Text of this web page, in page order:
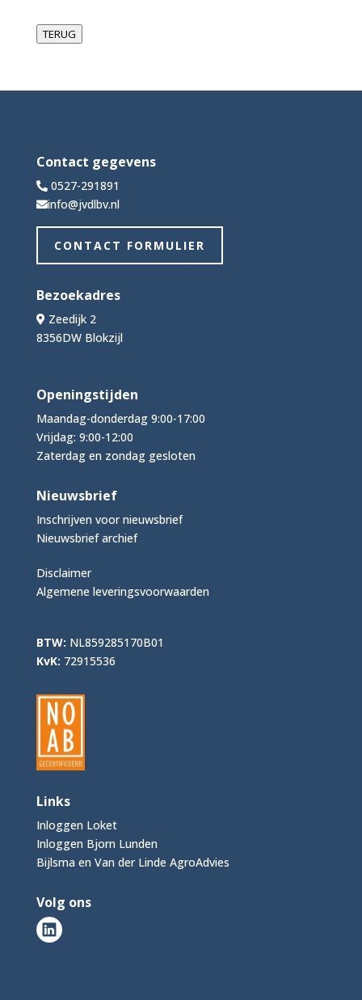
TERUG
Contact gegevens
0527-291891
info@jvdlbv.nl
CONTACT FORMULIER
Bezoekadres
Zeedijk 2
8356DW Blokzijl
Openingstijden
Maandag-donderdag 9:00-17:00
Vrijdag: 9:00-12:00
Zaterdag en zondag gesloten
Nieuwsbrief
Inschrijven voor nieuwsbrief
Nieuwsbrief archief
Disclaimer
Algemene leveringsvoorwaarden
BTW: NL859285170B01
KvK: 72915536
Links
Inloggen Loket
Inloggen Bjorn Lunden
Bijlsma en Van der Linde AgroAdvies
Volg ons